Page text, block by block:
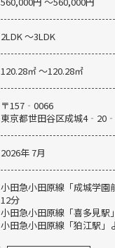
2LDK 〜3LDK
120.28㎡ 〜120.28㎡
〒157‐0066
東京都世田谷区成城
2026年 7月
小田急小田原線「成城学園
12分
小田急小田原線「喜多見駅
小田急小田原線「狛江駅」